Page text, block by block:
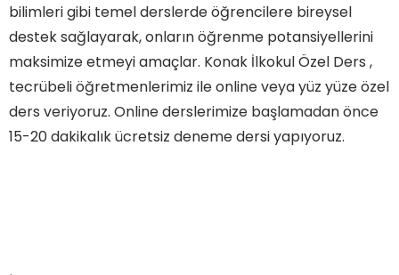
bilimleri gibi temel derslerde öğrencilere bireysel
destek sağlayarak, onların öğrenme potansiyellerini
maksimize etmeyi amaçlar. Konak İlkokul Özel Ders ,
tecrübeli öğretmenlerimiz ile online veya yüz yüze özel
ders veriyoruz. Online derslerimize başlamadan önce
15-20 dakikalık ücretsiz deneme dersi yapıyoruz.